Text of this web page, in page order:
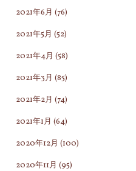
2021年6月 (76)
2021年5月 (52)
2021年4月 (58)
2021年3月 (85)
2021年2月 (74)
2021年1月 (64)
2020年12月 (100)
2020年11月 (95)